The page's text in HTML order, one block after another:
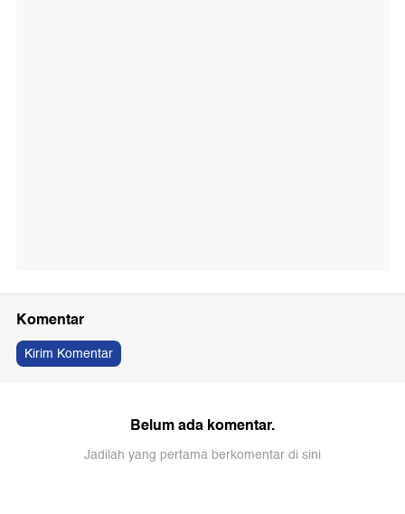
Komentar
Kirim Komentar
Belum ada komentar.
Jadilah yang pertama berkomentar di sini